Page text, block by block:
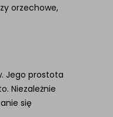
orzechowe,
Jego prostota
Niezależnie
się